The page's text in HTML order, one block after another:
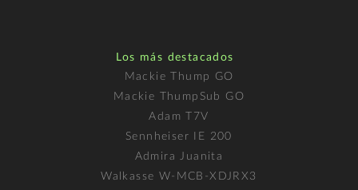
Los más destacados
Mackie Thump GO
Mackie ThumpSub GO
Adam T7V
Sennheiser IE 200
Admira Juanita
Walkasse W-MCB-XDJRX3